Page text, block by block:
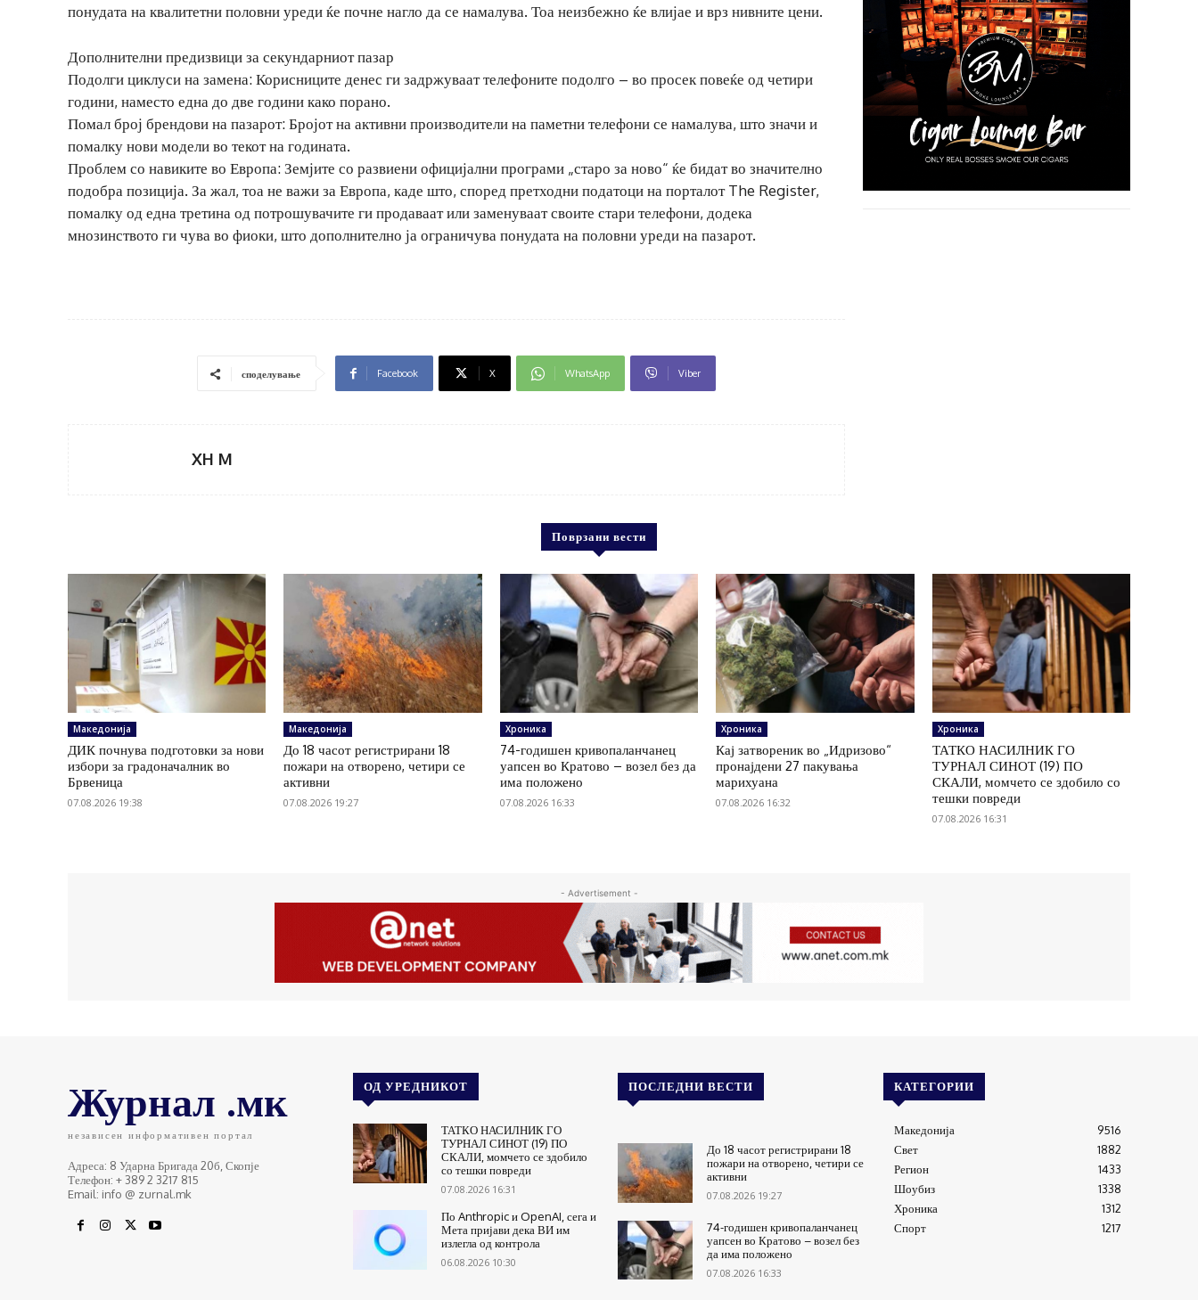
понудата на квалитетни половни уреди ќе почне нагло да се намалува. Тоа неизбежно ќе влијае и врз нивните цени.
Дополнителни предизвици за секундарниот пазар
Подолги циклуси на замена: Корисниците денес ги задржуваат телефоните подолго – во просек повеќе од четири
години, наместо една до две години како порано.
Помал број брендови на пазарот: Бројот на активни производители на паметни телефони се намалува, што значи и
помалку нови модели во текот на годината.
Проблем со навиките во Европа: Земјите со развиени официјални програми „старо за ново“ ќе бидат во значително
подобра позиција. За жал, тоа не важи за Европа, каде што, според претходни податоци на порталот The Register,
помалку од една третина од потрошувачите ги продаваат или заменуваат своите стари телефони, додека
мнозинството ги чува во фиоки, што дополнително ја ограничува понудата на половни уреди на пазарот.
споделување Facebook X WhatsApp Viber
XH M
Поврзани вести
Македонија
ДИК почнува подготовки за нови
избори за градоначалник во
Брвеница
07.08.2026 19:38
Македонија
До 18 часот регистрирани 18
пожари на отворено, четири се
активни
07.08.2026 19:27
Хроника
74-годишен кривопаланчанец
уапсен во Кратово – возел без да
има положено
07.08.2026 16:33
Хроника
Кај затвореник во „Идризово“
пронајдени 27 пакувања
марихуана
07.08.2026 16:32
Хроника
ТАТКО НАСИЛНИК ГО
ТУРНАЛ СИНОТ (19) ПО
СКАЛИ, момчето се здобило со
тешки повреди
07.08.2026 16:31
- Advertisement -
Журнал .мк
независен информативен портал
Адреса: 8 Ударна Бригада 20б, Скопје
Телефон: + 389 2 3217 815
Email: info @ zurnal.mk
ОД УРЕДНИКОТ
ТАТКО НАСИЛНИК ГО
ТУРНАЛ СИНОТ (19) ПО
СКАЛИ, момчето се здобило
со тешки повреди
07.08.2026 16:31
По Anthropic и OpenAI, сега и
Мета пријави дека ВИ им
излегла од контрола
06.08.2026 10:30
ПОСЛЕДНИ ВЕСТИ
До 18 часот регистрирани 18
пожари на отворено, четири се
активни
07.08.2026 19:27
74-годишен кривопаланчанец
уапсен во Кратово – возел без
да има положено
07.08.2026 16:33
КАТЕГОРИИ
Македонија
9516
Свет
1882
Регион
1433
Шоубиз
1338
Хроника
1312
Спорт
1217